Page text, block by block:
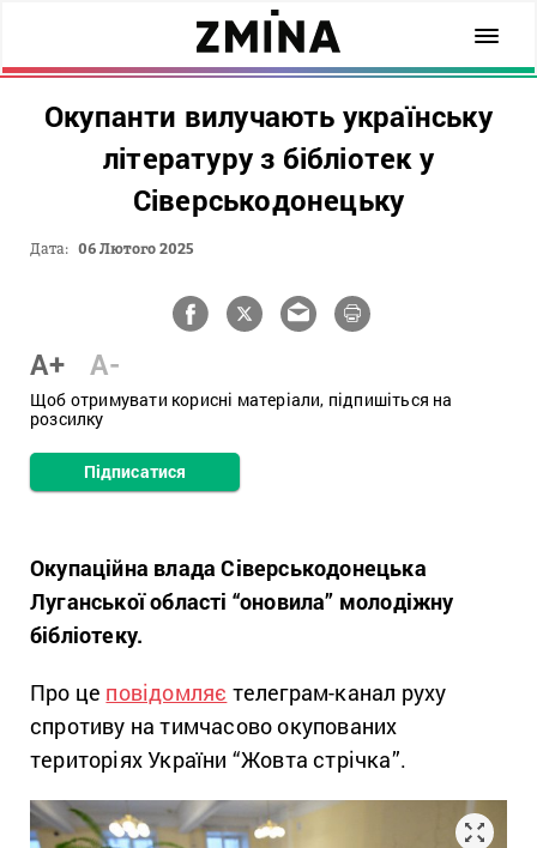
Окупанти вилучають українську
літературу з бібліотек у
Сіверськодонецьку
Дата: 06 Лютого 2025
A+ A-
Щоб отримувати корисні матеріали, підпишіться на
розсилку
Підписатися
Окупаційна влада Сіверськодонецька
Луганської області “оновила” молодіжну
бібліотеку.
Про це повідомляє телеграм-канал руху
спротиву на тимчасово окупованих
територіях України “Жовта стрічка”.